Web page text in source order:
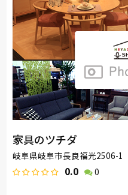
家具のツチダ
岐阜県岐阜市長良福光2506-1
0.0 0